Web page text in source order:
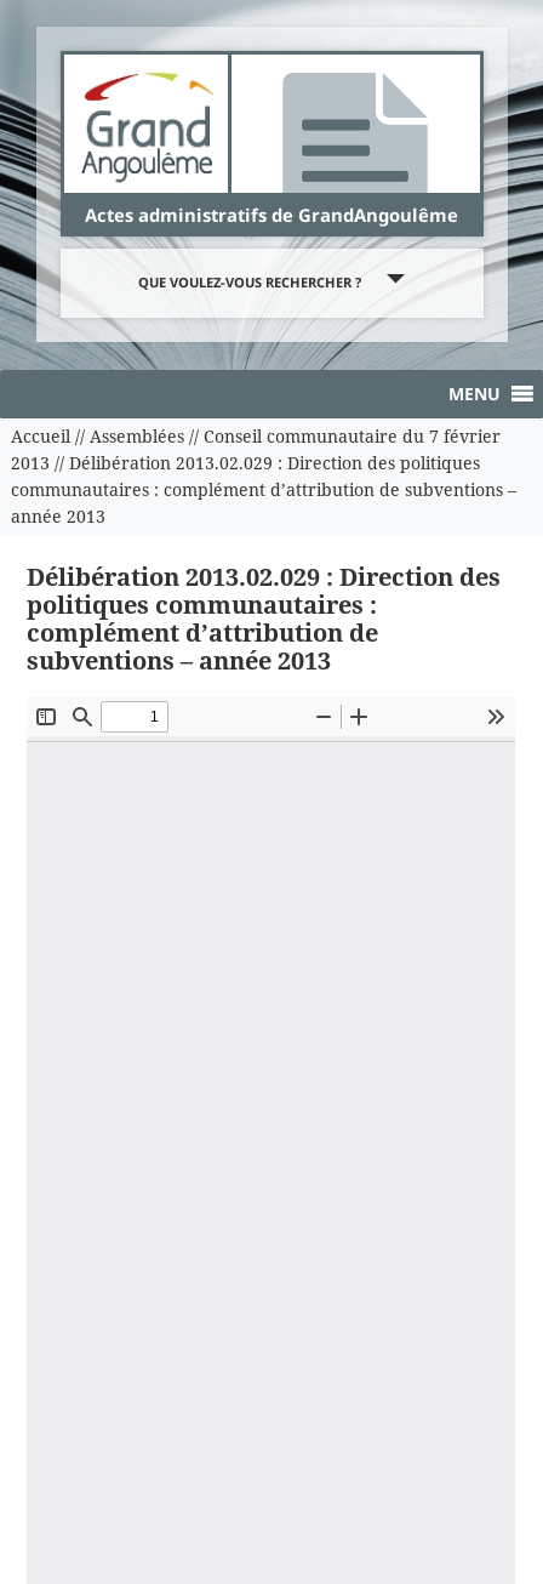
Actes administratifs de GrandAngoulême
QUE VOULEZ-VOUS RECHERCHER ?
MENU
Accueil// Assemblées// Conseil communautaire du 7 février
2013 // Délibération 2013.02.029 : Direction des politiques
communautaires : complément d’attribution de subventions –
année 2013
Délibération 2013.02.029 : Direction des
politiques communautaires :
complément d’attribution de
subventions – année 2013
Panneau de gestion des cookies